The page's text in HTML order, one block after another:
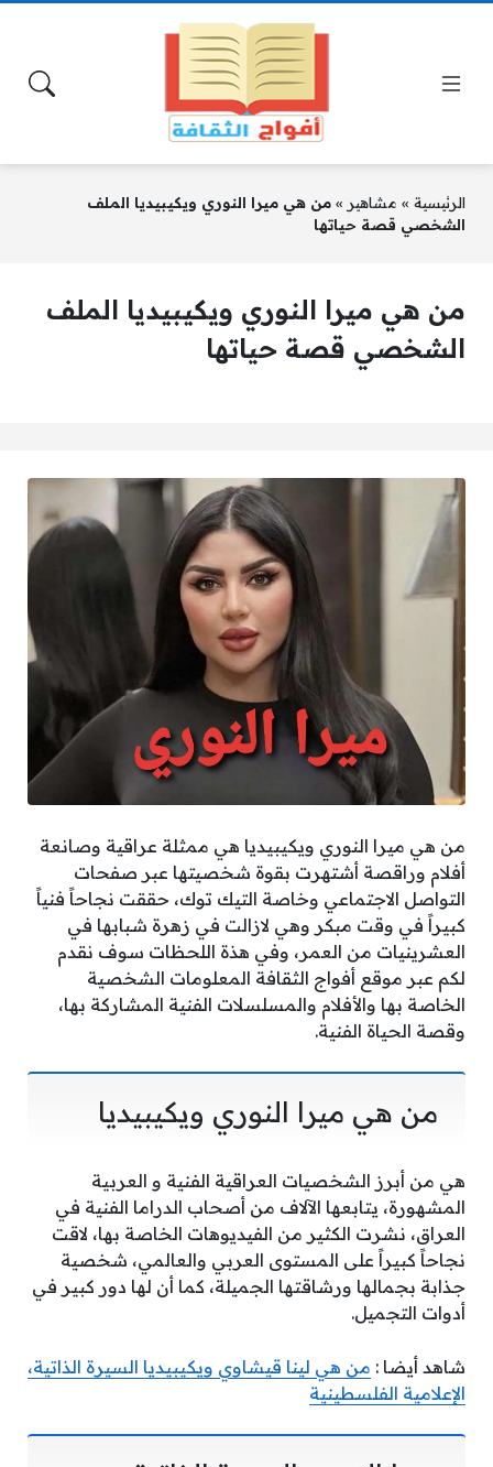
الرئيسية » مشاهير » من هي ميرا النوري ويكيبيديا الملف
الشخصي قصة حياتها
من هي ميرا النوري ويكيبيديا الملف
الشخصي قصة حياتها
من هي ميرا النوري ويكيبيديا هي ممثلة عراقية وصانعة
أفلام وراقصة أشتهرت بقوة شخصيتها عبر صفحات
التواصل الاجتماعي وخاصة التيك توك، حققت نجاحاً فنياً
كبيراً في وقت مبكر وهي لازالت في زهرة شبابها في
العشرينيات من العمر، وفي هذة اللحظات سوف نقدم
لكم عبر موقع أفواج الثقافة المعلومات الشخصية
الخاصة بها والأفلام والمسلسلات الفنية المشاركة بها،
وقصة الحياة الفنية.
من هي ميرا النوري ويكيبيديا
هي من أبرز الشخصيات العراقية الفنية و العربية
المشهورة، يتابعها الآلاف من أصحاب الدراما الفنية في
العراق، نشرت الكثير من الفيديوهات الخاصة بها، لاقت
نجاحاً كبيراً على المستوى العربي والعالمي، شخصية
جذابة بجمالها ورشاقتها الجميلة، كما أن لها دور كبير في
أدوات التجميل.
شاهد أيضا : من هي لينا قيشاوي ويكيبيديا السيرة الذاتية،
الإعلامية الفلسطينية